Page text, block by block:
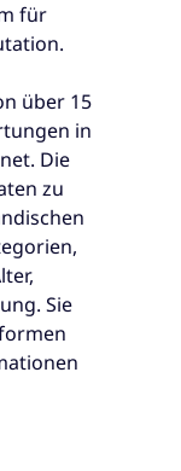
für
über 15
in
Die
zu
Sie